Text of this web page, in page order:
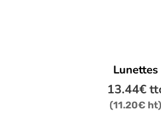
Lunettes
13.44€
(11.20€ ht)